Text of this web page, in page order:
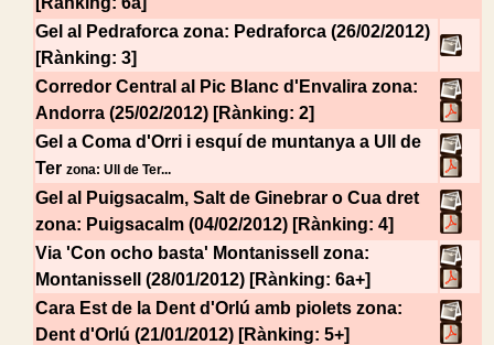
Gel al Pedraforca zona: Pedraforca (26/02/2012)
[Rànking: 3]
Corredor Central al Pic Blanc d'Envalira zona:
Andorra (25/02/2012) [Rànking: 2]
Gel a Coma d'Orri i esquí de muntanya a Ull de
Ter zona: Ull de Ter...
Gel al Puigsacalm, Salt de Ginebrar o Cua dret
zona: Puigsacalm (04/02/2012) [Rànking: 4]
Via 'Con ocho basta' Montanissell
zona:
Montanissell (28/01/2012) [Rànking: 6a+]
Cara Est de la Dent d'Orlú amb piolets zona:
Dent d'Orlú (21/01/2012) [Rànking: 5+]